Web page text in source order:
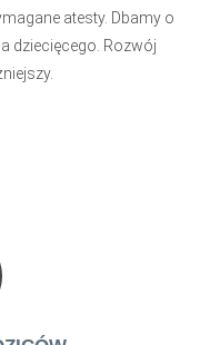
atesty. Dbamy o
dziecięcego. Rozwój